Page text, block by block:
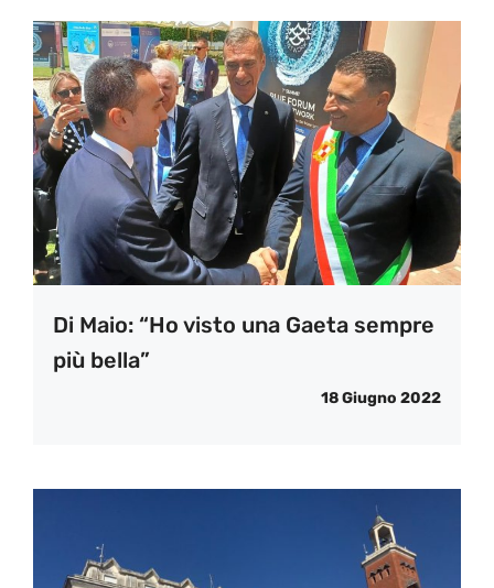
Di Maio: “Ho visto una Gaeta sempre
più bella”
18 Giugno 2022